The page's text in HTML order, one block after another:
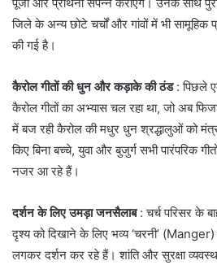
जिले के अन्य छोटे चर्चों और गांवों में भी सामूहिक
की गई है।
कैरोल गीतों की धुन और कड़ाके की ठंड: पिछले
कैरोल गीतों का अभ्यास चल रहा था, जो अब
में बज रही कैरोल की मधुर धुन श्रद्धालुओं को
किए बिना बच्चे, युवा और बुजुर्ग सभी पारंपरिक
नजर आ रहे हैं।
दर्शन के लिए उमड़ा जनसैलाब: चर्च परिसर के
दृश्य को दिखाने के लिए भव्य ‘चरनी’
लगकर दर्शन कर रहे हैं। शांति और सुरक्षा